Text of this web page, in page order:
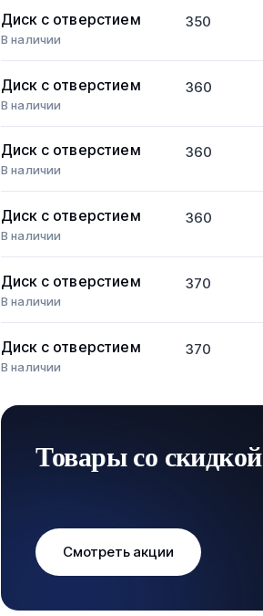
Диск с отверстием
В наличии
350
Диск с отверстием
В наличии
360
Диск с отверстием
В наличии
360
Диск с отверстием
В наличии
360
Диск с отверстием
В наличии
370
Диск с отверстием
В наличии
370
Товары со скидкой
Смотреть акции